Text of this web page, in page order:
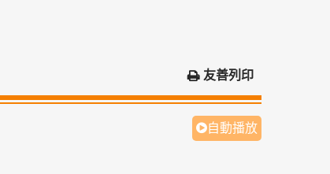
友善列印
自動播放